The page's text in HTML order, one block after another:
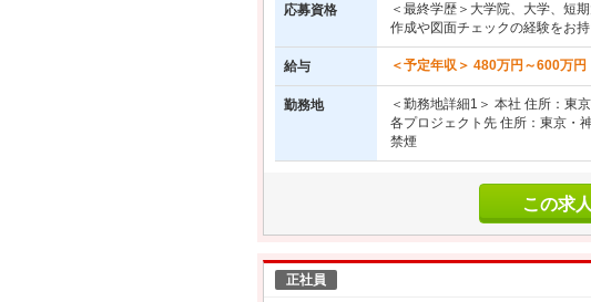
応募資格
＜最終学歴＞大学院、大学、短
作成や図面チェックの経験をお
給与 ＜予定年収＞ 480万円～600万
勤務地
＜勤務地詳細1＞ 本社 住所：東
各プロジェクト先 住所：東京・
禁煙
この求
正社員